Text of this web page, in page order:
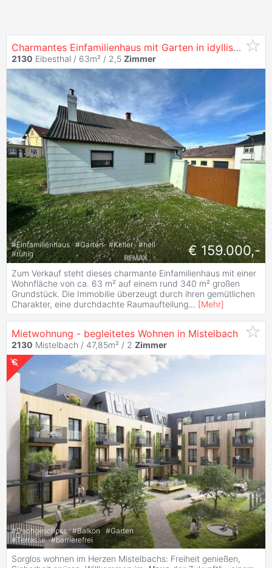
Charmantes Einfamilienhaus mit Garten in idyllischer Weinviertler Lage!
2130 Eibesthal / 63m² / 2,5 Zimmer
#Einfamilienhaus #Garten #Keller #hell
#ruhig € 159.000,-
Zum Verkauf steht dieses charmante Einfamilienhaus mit einer
Wohnfläche von ca. 63 m² auf einem rund 340 m² großen
Grundstück. Die Immobilie überzeugt durch ihren gemütlichen
Charakter, eine durchdachte Raumaufteilung... [Mehr]
Mietwohnung - begleitetes Wohnen in Mistelbach
2130 Mistelbach / 47,85m² / 2 Zimmer
#Dachgeschoss #Balkon #Garten
#Terrasse #barrierefrei
Sorglos wohnen im Herzen Mistelbachs: Freiheit genießen,